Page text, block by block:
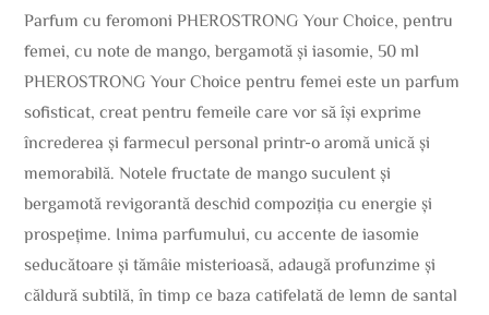
Parfum cu feromoni PHEROSTRONG Your Choice, pentru
femei, cu note de mango, bergamotă și iasomie, 50 ml
PHEROSTRONG Your Choice pentru femei este un parfum
sofisticat, creat pentru femeile care vor să își exprime
încrederea și farmecul personal printr-o aromă unică și
memorabilă. Notele fructate de mango suculent și
bergamotă revigorantă deschid compoziția cu energie și
prospețime. Inima parfumului, cu accente de iasomie
seducătoare și tămâie misterioasă, adaugă profunzime și
căldură subtilă, în timp ce baza catifelată de lemn de santal